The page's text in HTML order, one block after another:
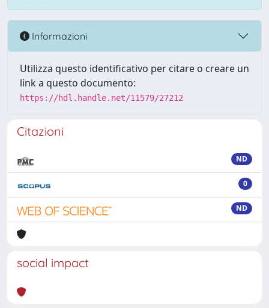
Informazioni
Utilizza questo identificativo per citare o creare un
link a questo documento:
https://hdl.handle.net/11579/27212
Citazioni
ND
0
ND
social impact